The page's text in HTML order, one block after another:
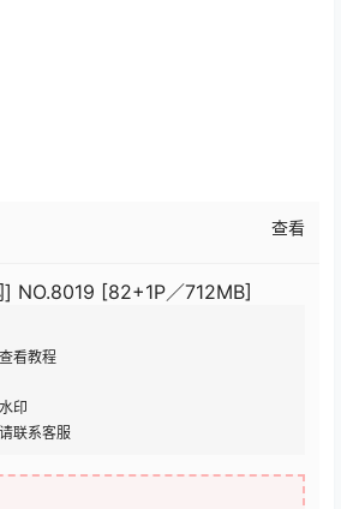
查看
NO.8019 [82+1P／712MB]
看教程
印
联系客服